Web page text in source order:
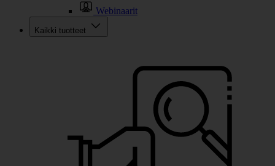
Webinaarit
Kaikki tuotteet